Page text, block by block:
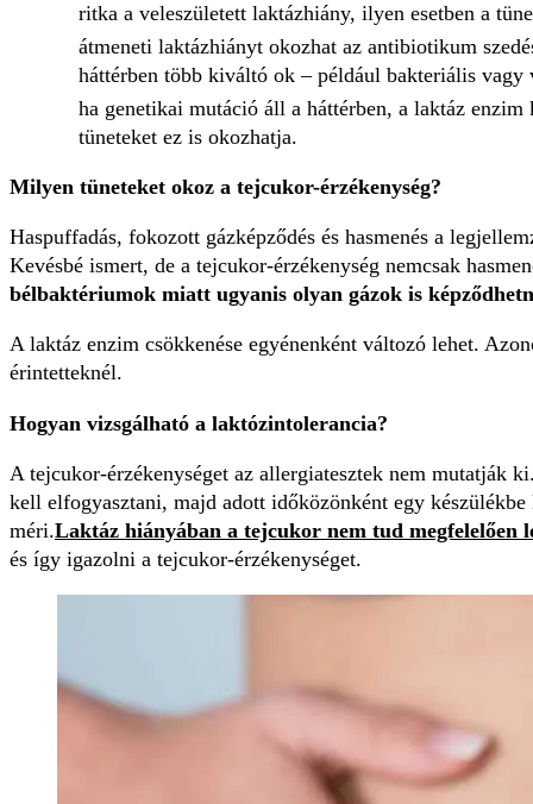
ritka a veleszületett laktázhiány, ilyen esetben a
átmeneti laktázhiányt okozhat az antibiotikum
háttérben több kiváltó ok – például bakteriális
ha genetikai mutáció áll a háttérben, a laktáz
tüneteket ez is okozhatja.
Milyen tüneteket okoz a tejcukor-érzékenység?
Haspuffadás, fokozott gázképződés és hasmenés a
Kevésbé ismert, de a tejcukor-érzékenység nemcsak
bélbaktériumok miatt ugyanis olyan gázok is
A laktáz enzim csökkenése egyénenként változó lehet.
érintetteknél.
Hogyan vizsgálható a laktózintolerancia?
A tejcukor-érzékenységet az allergiatesztek nem mutatják
kell elfogyasztani, majd adott időközönként egy
méri.Laktáz hiányában a tejcukor nem tud megfelelően
és így igazolni a tejcukor-érzékenységet.